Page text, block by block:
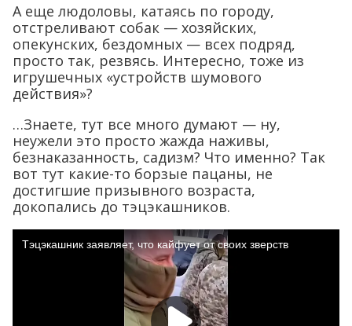
А еще людоловы, катаясь по городу,
отстреливают собак — хозяйских,
опекунских, бездомных — всех подряд,
просто так, резвясь. Интересно, тоже из
игрушечных «устройств шумового
действия»?
…Знаете, тут все много думают — ну,
неужели это просто жажда наживы,
безнаказанность, садизм? Что именно? Так
вот тут какие-то борзые пацаны, не
достигшие призывного возраста,
докопались до тэцэкашников.